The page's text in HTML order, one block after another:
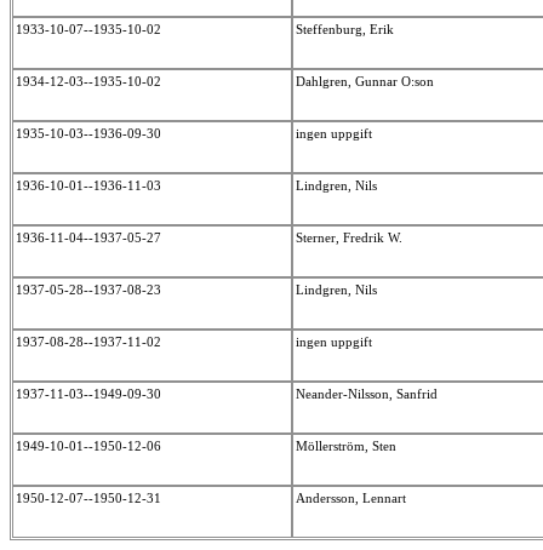
1933-10-07--1935-10-02 Steffenburg, Erik
1934-12-03--1935-10-02 Dahlgren, Gunnar O:son
1935-10-03--1936-09-30 ingen uppgift
1936-10-01--1936-11-03 Lindgren, Nils
1936-11-04--1937-05-27 Sterner, Fredrik W.
1937-05-28--1937-08-23 Lindgren, Nils
1937-08-28--1937-11-02 ingen uppgift
1937-11-03--1949-09-30 Neander-Nilsson, Sanfrid
1949-10-01--1950-12-06 Möllerström, Sten
1950-12-07--1950-12-31 Andersson, Lennart